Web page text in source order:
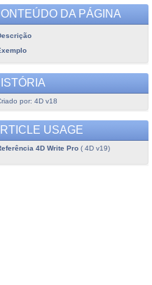
DA PÁGINA
por: 4D v18
USAGE
4D Write Pro( 4D v19)